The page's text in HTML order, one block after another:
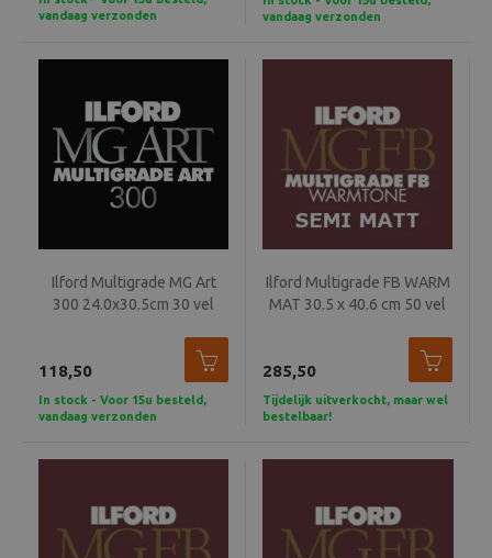
vandaag verzonden
vandaag verzonden
Ilford Multigrade MG Art
300 24.0x30.5cm 30 vel
118,50
In stock - Voor 15u besteld,
vandaag verzonden
Ilford Multigrade FB WARM
MAT 30.5 x 40.6 cm 50 vel
285,50
Tijdelijk uitverkocht, maar wel
bestelbaar!